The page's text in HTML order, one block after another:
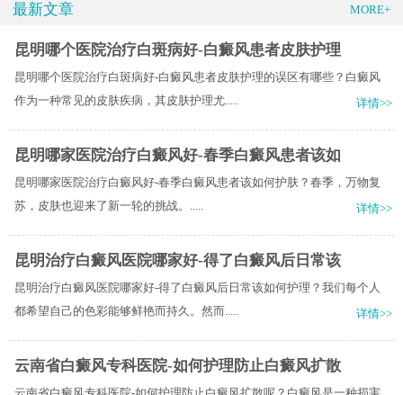
最新文章 MORE+
昆明哪个医院治疗白斑病好-白癜风患者皮肤护理
昆明哪个医院治疗白斑病好-白癜风患者皮肤护理的误区有哪些？白癜风
作为一种常见的皮肤疾病，其皮肤护理尤.....
详情>>
昆明哪家医院治疗白癜风好-春季白癜风患者该如
昆明哪家医院治疗白癜风好-春季白癜风患者该如何护肤？​春季，万物复
苏，皮肤也迎来了新一轮的挑战。.....
详情>>
昆明治疗白癜风医院哪家好-得了白癜风后日常该
昆明治疗白癜风医院哪家好-得了白癜风后日常该如何护理？我们每个人
都希望自己的色彩能够鲜艳而持久。然而.....
详情>>
云南省白癜风专科医院-如何护理防止白癜风扩散